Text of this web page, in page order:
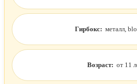
Гирбокс: металл,
Возраст: от 11